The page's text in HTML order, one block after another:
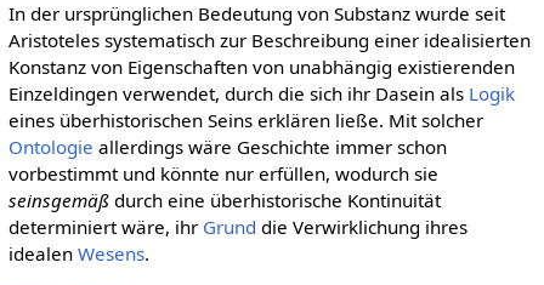
In der ursprünglichen Bedeutung von Substanz wurde seit
Aristoteles systematisch zur Beschreibung einer idealisierten
Konstanz von Eigenschaften von unabhängig existierenden
Einzeldingen verwendet, durch die sich ihr Dasein als Logik
eines überhistorischen Seins erklären ließe. Mit solcher
Ontologie allerdings wäre Geschichte immer schon
vorbestimmt und könnte nur erfüllen, wodurch sie
seinsgemäßdurch eine überhistorische Kontinuität
determiniert wäre, ihr Grund die Verwirklichung ihres
idealen Wesens.